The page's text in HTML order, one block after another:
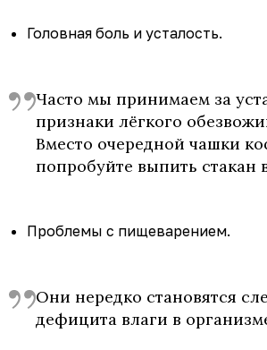
Головная боль и усталость.
Часто мы принимаем за
признаки лёгкого
Вместо очередной чашки
попробуйте выпить стакан
Проблемы с пищеварением.
Они нередко становятся
дефицита влаги в